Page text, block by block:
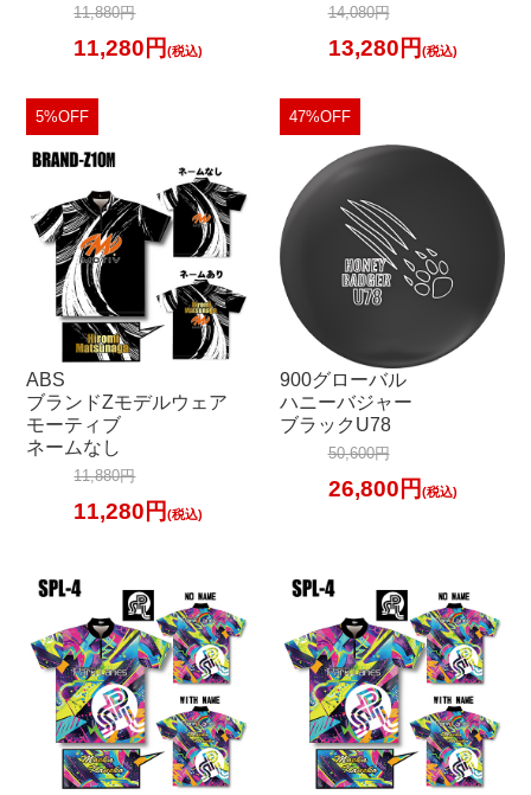
11,880円
11,280円(税込)
14,080円
13,280円 (税込)
5%OFF
ABS
ブランドZモデルウェア
モーティブ
ネームなし
11,880円
11,280円(税込)
47%OFF
900グローバル
ハニーバジャー
ブラックU78
50,600円
26,800円 (税込)